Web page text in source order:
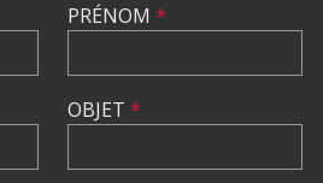
PRÉNOM *
OBJET *